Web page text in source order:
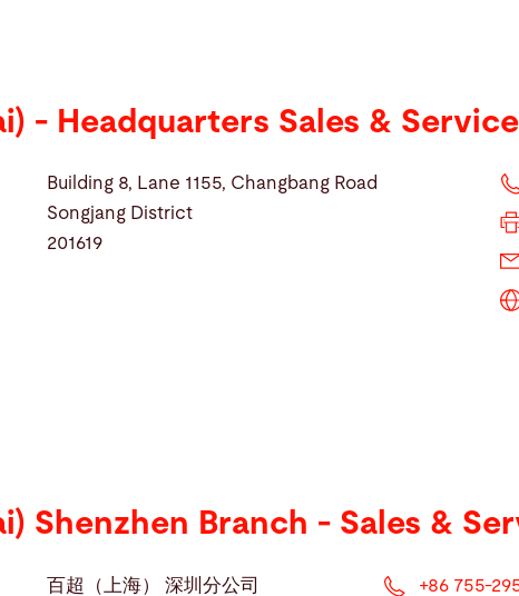
- Headquarters Sales &
Building 8, Lane 1155, Changbang Road
Songjang District
201619
Shenzhen Branch - Sales &
百超（上海） 深圳分公司
+86 755-